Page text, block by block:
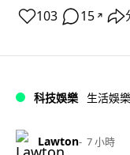
103 15 ↗
科技娛樂 生活娛樂
Lawton 7 小時